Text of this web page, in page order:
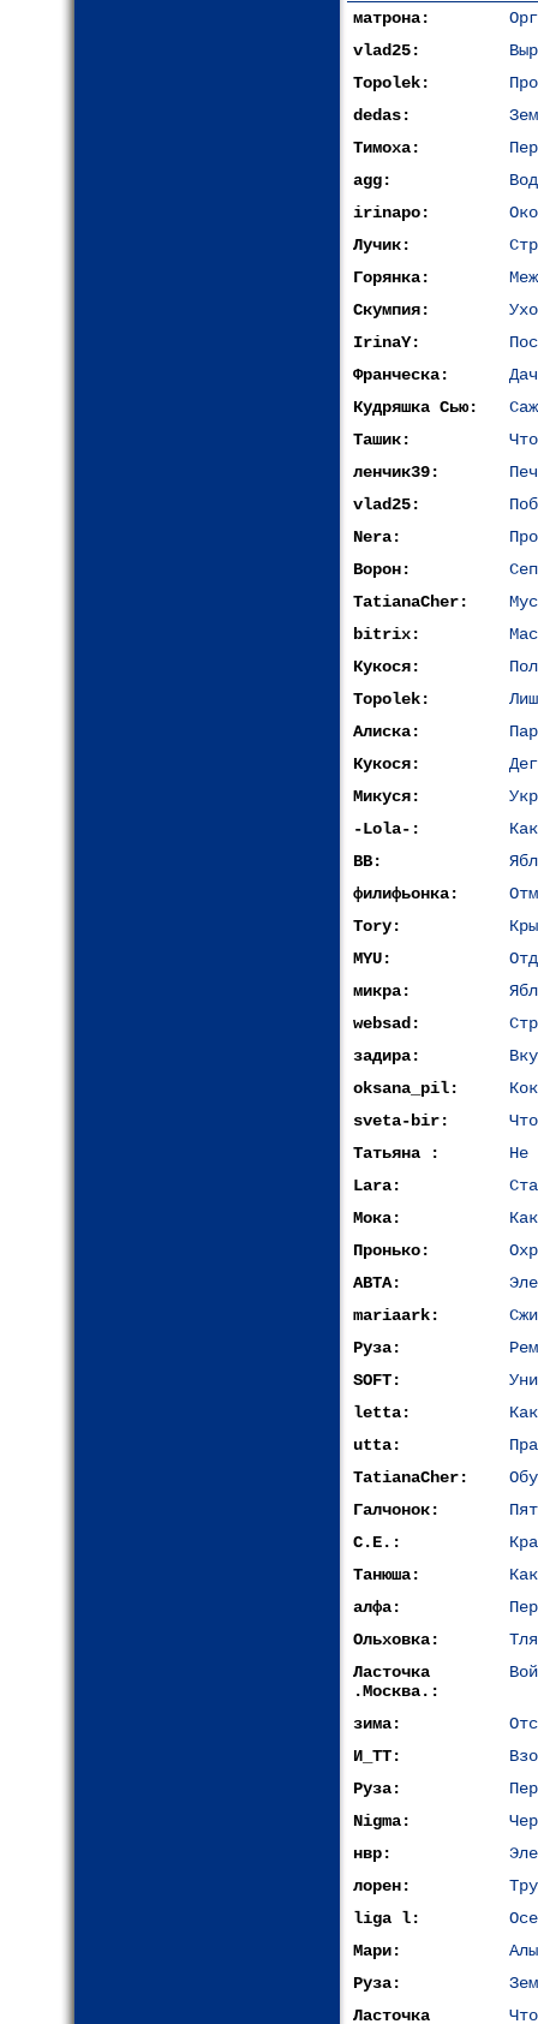
матрона:
vlad25:
Topolek:
dedas:
Тимоха:
agg:
irinapo:
Лучик:
Горянка:
Скумпия:
IrinaY:
Франческа:
Кудряшка Сью:
Ташик:
ленчик39:
vlad25:
Nera:
Ворон:
TatianaCher:
bitrix:
Кукося:
Topolek:
Алиска:
Кукося:
Микуся:
-Lola-:
ВВ:
филифьонка:
Tory:
MYU:
микра:
websad:
задира:
oksana_pil:
sveta-bir:
Татьяна :
Не
Lara:
Мока:
Пронько:
АВТА:
mariaark:
Руза:
SOFT:
letta:
utta:
TatianaCher:
Галчонок:
С.Е.:
Танюша:
алфа:
Ольховка:
Ласточка
.Москва.:
зима:
И_ТТ:
Руза:
Nigma:
нвр:
лорен:
liga l:
Мари:
Руза:
Ласточка